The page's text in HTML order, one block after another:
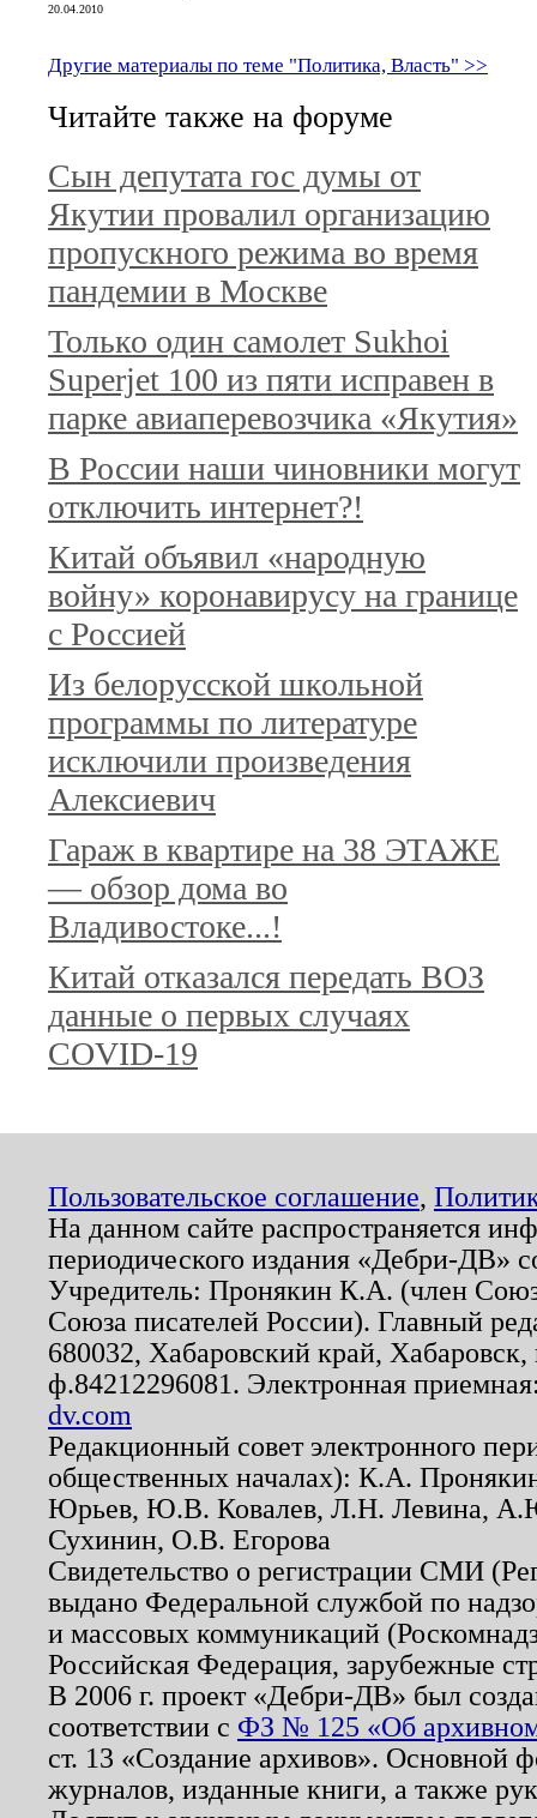
20.04.2010
Другие материалы по теме "Политика, Власть" >>
Читайте также на форуме
Сын депутата гос думы от
Якутии провалил организацию
пропускного режима во время
пандемии в Москве
Только один самолет Sukhoi
Superjet 100 из пяти исправен в
парке авиаперевозчика «Якутия»
В России наши чиновники могут
отключить интернет?!
Китай объявил «народную
войну» коронавирусу на границе
с Россией
Из белорусской школьной
программы по литературе
исключили произведения
Алексиевич
Гараж в квартире на 38 ЭТАЖЕ
— обзор дома во
Владивостоке...!
Китай отказался передать ВОЗ
данные о первых случаях
COVID-19
Пользовательское соглашение,
На данном сайте распространяется
периодического издания «Дебри-ДВ»
Учредитель: Пронякин К.А. (член
Союза писателей России). Главный
680032, Хабаровский край,
ф.84212296081. Электронная
dv.com
Редакционный совет электронного
общественных началах): К.А.
Юрьев, Ю.В. Ковалев, Л.Н. Левина,
Сухинин, О.В. Егорова
Свидетельство о регистрации СМИ
выдано Федеральной службой по
и массовых коммуникаций
Российская Федерация, зарубежные
В 2006 г. проект «Дебри-ДВ» был
соответствии с ФЗ № 125 «Об
ст. 13 «Создание архивов». Основной
журналов, изданные книги, а также